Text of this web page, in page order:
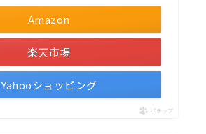
Amazon
楽天市場
Yahooショッピング
ポチップ